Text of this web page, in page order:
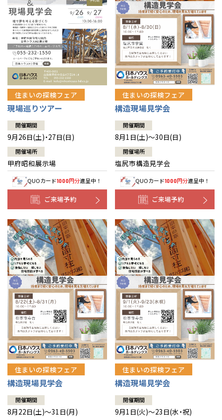
住まいの探検フェア
現場巡りツアー
開催期間
9月26日(土)・27日(日)
開催場所
甲府昭和展示場
QUOカード1000円分進呈中！
ご来場予約
住まいの探検フェア
構造現場見学会
開催期間
8月1日(土)～30日(日)
開催場所
塩尻市構造見学会
QUOカード1000円分進呈中！
ご来場予約
住まいの探検フェア
構造現場見学会
開催期間
8月22日(土)～31日(月)
住まいの探検フェア
構造現場見学会
開催期間
9月1日(火)～23日(水・祝)